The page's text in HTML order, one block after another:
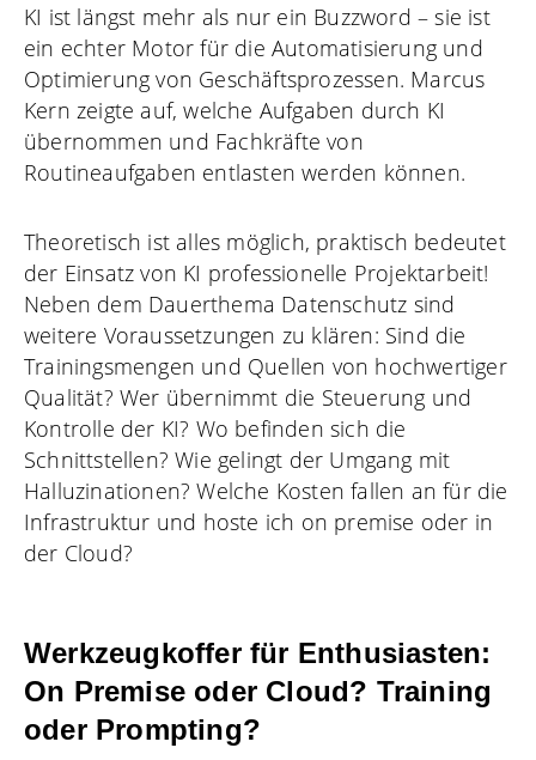
KI ist längst mehr als nur ein Buzzword – sie ist
ein echter Motor für die Automatisierung und
Optimierung von Geschäftsprozessen. Marcus
Kern zeigte auf, welche Aufgaben durch KI
übernommen und Fachkräfte von
Routineaufgaben entlasten werden können.
Theoretisch ist alles möglich, praktisch bedeutet
der Einsatz von KI professionelle Projektarbeit!
Neben dem Dauerthema Datenschutz sind
weitere Voraussetzungen zu klären: Sind die
Trainingsmengen und Quellen von hochwertiger
Qualität? Wer übernimmt die Steuerung und
Kontrolle der KI? Wo befinden sich die
Schnittstellen? Wie gelingt der Umgang mit
Halluzinationen? Welche Kosten fallen an für die
Infrastruktur und hoste ich on premise oder in
der Cloud?
Werkzeugkoffer für Enthusiasten:
On Premise oder Cloud? Training
oder Prompting?